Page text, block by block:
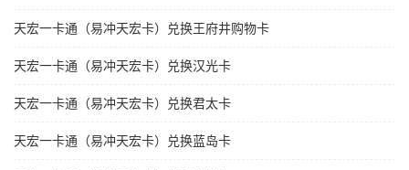
天宏一卡通（易冲天宏卡）兑换王府井购物卡
天宏一卡通（易冲天宏卡）兑换汉光卡
天宏一卡通（易冲天宏卡）兑换君太卡
天宏一卡通（易冲天宏卡）兑换蓝岛卡